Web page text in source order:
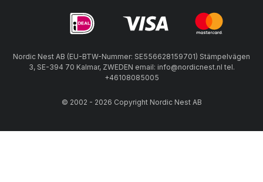
Nordic Nest AB (EU-BTW-Nummer: SE556628159701) Stämpelvägen
3, SE-394 70 Kalmar, ZWEDEN email: info@nordicnest.nl tel.
+46108085005
© 2002 - 2026 Copyright Nordic Nest AB